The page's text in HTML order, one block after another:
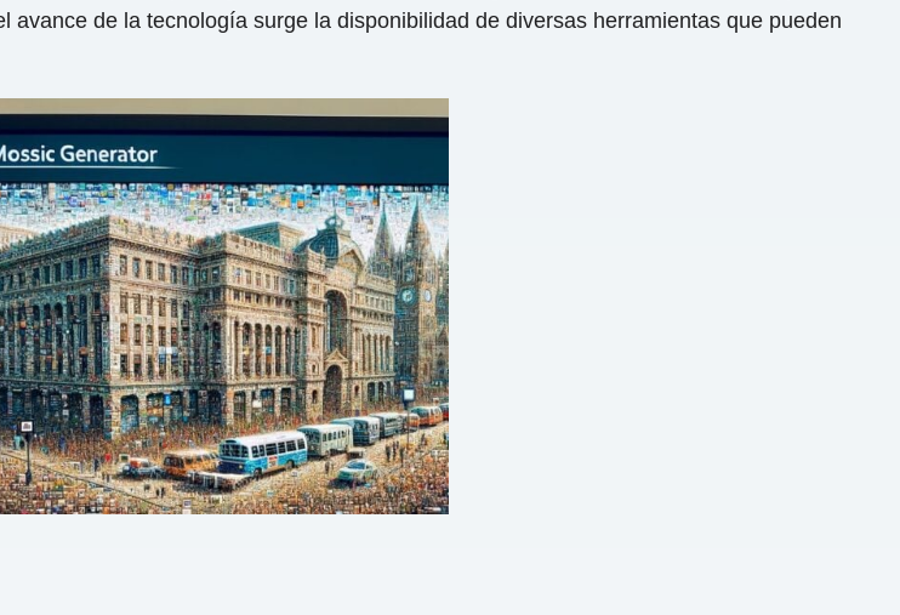
de la tecnología surge la disponibilidad de diversas herramientas que pueden